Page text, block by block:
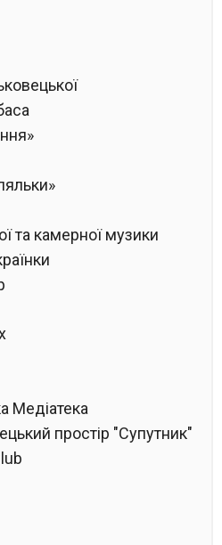
та камерної музики
Медіатека
простір "Супутник"